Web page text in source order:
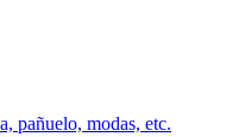
pañuelo, modas, etc.